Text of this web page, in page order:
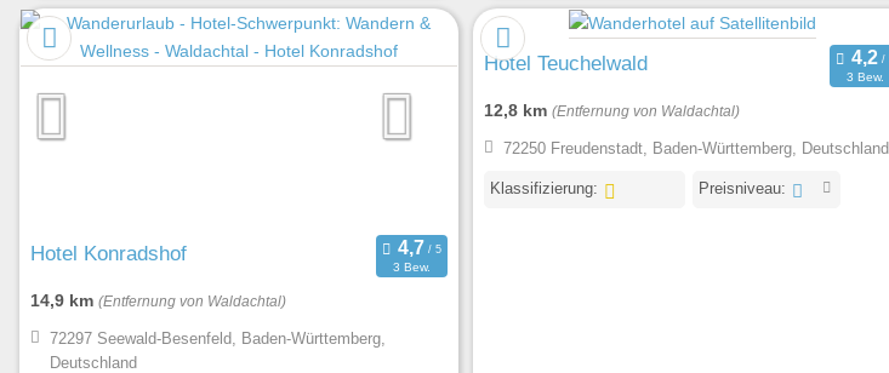
Hotel Konradshof
3 Bew.
14,9 km (Entfernung von Waldachtal)
72297 Seewald-Besenfeld, Baden-Württemberg,
Deutschland
Hotel Teuchelwald
3 Bew.
12,8 km (Entfernung von Waldachtal)
72250 Freudenstadt, Baden-Württemberg, Deutschland
Klassifizierung: Preisniveau: